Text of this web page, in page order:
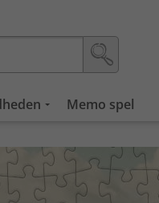
Memo spel